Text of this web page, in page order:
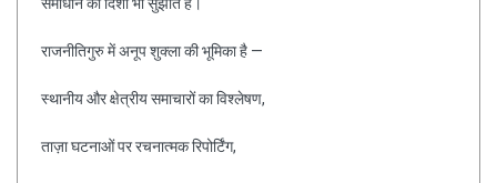
समाधान की दिशा भी सुझाते हैं।
राजनीतिगुरु में अनूप शुक्ला की भूमिका है —
स्थानीय और क्षेत्रीय समाचारों का विश्लेषण,
ताज़ा घटनाओं पर रचनात्मक रिपोर्टिंग,